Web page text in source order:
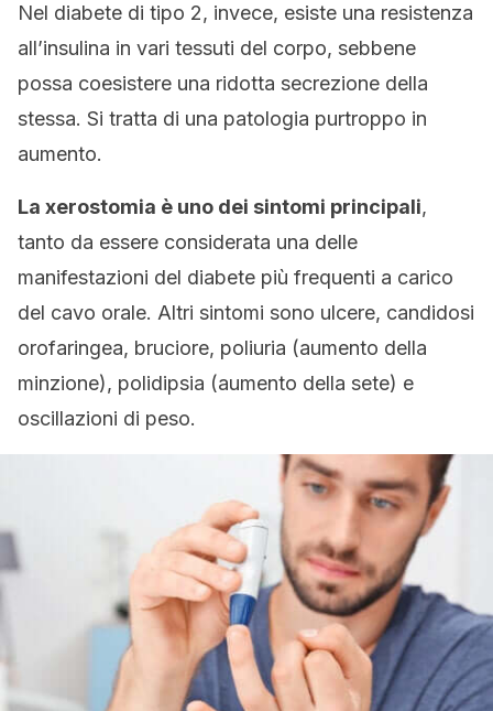
Nel diabete di tipo 2, invece, esiste una resistenza
all’insulina in vari tessuti del corpo, sebbene
possa coesistere una ridotta secrezione della
stessa. Si tratta di una patologia purtroppo in
aumento.
La xerostomia è uno dei sintomi principali,
tanto da essere considerata una delle
manifestazioni del diabete più frequenti a carico
del cavo orale. Altri sintomi sono ulcere, candidosi
orofaringea, bruciore, poliuria (aumento della
minzione), polidipsia (aumento della sete) e
oscillazioni di peso.